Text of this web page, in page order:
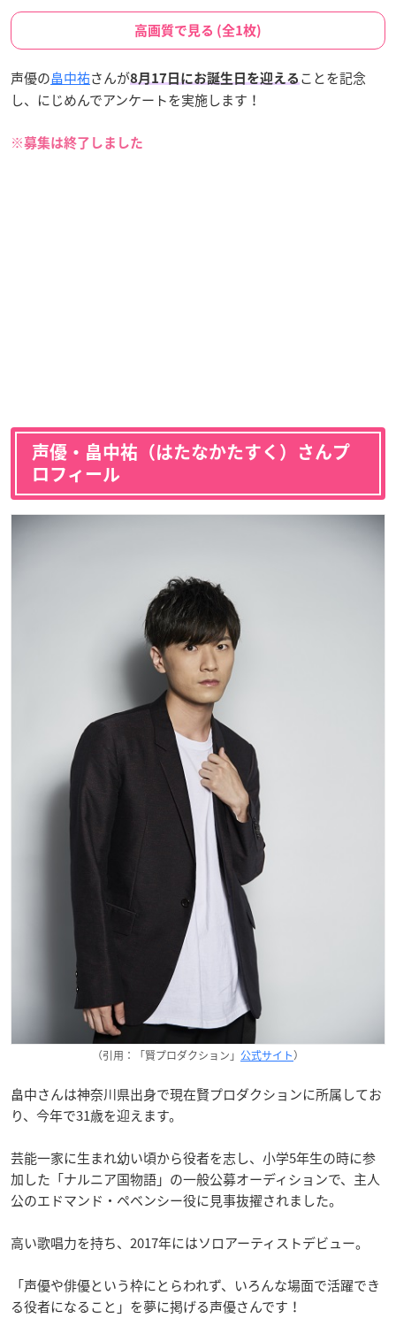
高画質で見る (全1枚)
声優の畠中祐さんが8月17日にお誕生日を迎える ことを記念
し、にじめんでアンケートを実施します！
※募集は終了しました
声優・畠中祐（はたなかたすく）さんプ
ロフィール
（引用：「賢プロダクション」 公式サイト）
畠中さんは神奈川県出身で現在賢プロダクションに所属してお
り、今年で31歳を迎えます。
芸能一家に生まれ幼い頃から役者を志し、小学5年生の時に参
加した「ナルニア国物語」の一般公募オーディションで、主人
公のエドマンド・ペベンシー役に見事抜擢されました。
高い歌唱力を持ち、2017年にはソロアーティストデビュー。
「声優や俳優という枠にとらわれず、いろんな場面で活躍でき
る役者になること」を夢に掲げる声優さんです！